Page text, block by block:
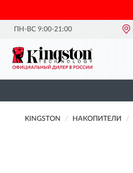
ПН-ВС 9:00-21:00
KINGSTON НАКОПИТЕЛИ